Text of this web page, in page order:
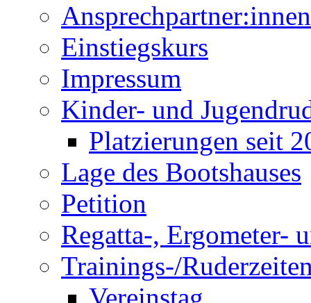
Ansprechpartner:innen
Einstiegskurs
Impressum
Kinder- und
Platzierungen seit
Lage des Bootshauses
Petition
Regatta-, Ergometer-
Trainings-/